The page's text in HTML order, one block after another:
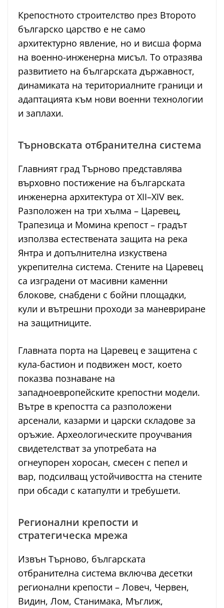
Крепостното строителство през Второто
българско царство е не само
архитектурно явление, но и висша форма
на военно-инженерна мисъл. То отразява
развитието на българската държавност,
динамиката на териториалните граници и
адаптацията към нови военни технологии
и заплахи.
Търновската отбранителна система
Главният град Търново представлява
върховно постижение на българската
инженерна архитектура от XII–XIV век.
Разположен на три хълма – Царевец,
Трапезица и Момина крепост – градът
използва естествената защита на река
Янтра и допълнителна изкуствена
укрепителна система. Стените на Царевец
са изградени от масивни каменни
блокове, снабдени с бойни площадки,
кули и вътрешни проходи за маневриране
на защитниците.
Главната порта на Царевец е защитена с
кула-бастион и подвижен мост, което
показва познаване на
западноевропейските крепостни модели.
Вътре в крепостта са разположени
арсенали, казарми и царски складове за
оръжие. Археологическите проучвания
свидетелстват за употребата на
огнеупорен хоросан, смесен с пепел и
вар, подсилващ устойчивостта на стените
при обсади с катапулти и требушети.
Регионални крепости и
стратегическа мрежа
Извън Търново, българската
отбранителна система включва десетки
регионални крепости – Ловеч, Червен,
Видин, Лом, Станимака, Мъглиж,